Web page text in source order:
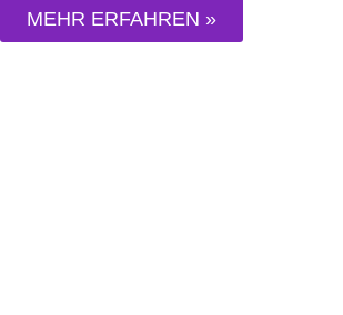
MEHR ERFAHREN »